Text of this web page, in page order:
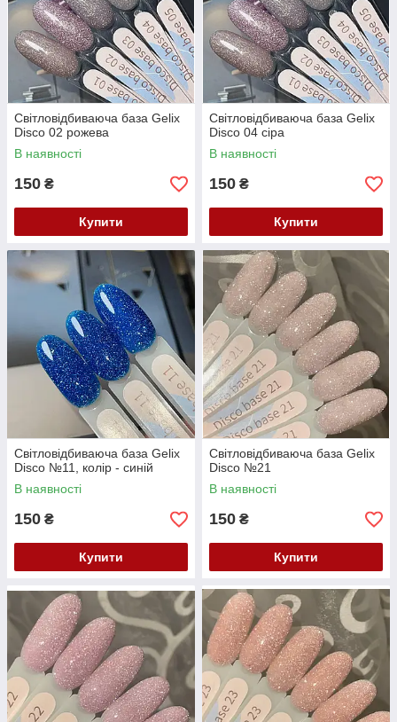
Світловідбиваюча база Gelix
Disco 02 рожева
В наявності
150 ₴
Купити
Світловідбиваюча база Gelix
Disco 04 сіра
В наявності
150 ₴
Купити
Світловідбиваюча база Gelix
Disco №11, колір - синій
В наявності
150 ₴
Купити
Світловідбиваюча база Gelix
Disco №21
В наявності
150 ₴
Купити